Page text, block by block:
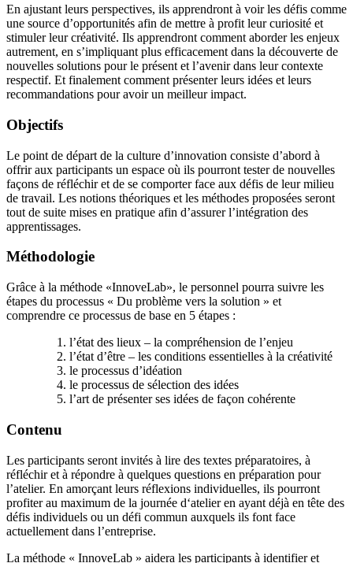
En ajustant leurs perspectives, ils apprendront à voir les défis comme
une source d’opportunités afin de mettre à profit leur curiosité et
stimuler leur créativité. Ils apprendront comment aborder les enjeux
autrement, en s’impliquant plus efficacement dans la découverte de
nouvelles solutions pour le présent et l’avenir dans leur contexte
respectif. Et finalement comment présenter leurs idées et leurs
recommandations pour avoir un meilleur impact.
Objectifs
Le point de départ de la culture d’innovation consiste d’abord à
offrir aux participants un espace où ils pourront tester de nouvelles
façons de réfléchir et de se comporter face aux défis de leur milieu
de travail. Les notions théoriques et les méthodes proposées seront
tout de suite mises en pratique afin d’assurer l’intégration des
apprentissages.
Méthodologie
Grâce à la méthode «InnoveLab», le personnel pourra suivre les
étapes du processus « Du problème vers la solution » et
comprendre ce processus de base en 5 étapes :
l’état des lieux – la compréhension de l’enjeu
l’état d’être – les conditions essentielles à la créativité
le processus d’idéation
le processus de sélection des idées
l’art de présenter ses idées de façon cohérente
Contenu
Les participants seront invités à lire des textes préparatoires, à
réfléchir et à répondre à quelques questions en préparation pour
l’atelier. En amorçant leurs réflexions individuelles, ils pourront
profiter au maximum de la journée d‘atelier en ayant déjà en tête des
défis individuels ou un défi commun auxquels ils font face
actuellement dans l’entreprise.
La méthode « InnoveLab » aidera les participants à identifier et